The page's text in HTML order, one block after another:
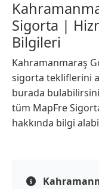
Sigorta |
Bilgileri
Kahramanmaraş
sigorta tekliflerini
burada
tüm MapFre
hakkında bilgi